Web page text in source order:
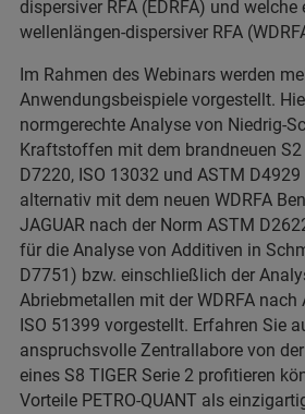
dispersiver RFA (EDRFA) und welche
wellenlängen-dispersiver RFA
Im Rahmen des Webinars werden
Anwendungsbeispiele vorgestellt.
normgerechte Analyse von Niedrig-
Kraftstoffen mit dem brandneuen S2
D7220, ISO 13032 und ASTM D4929
alternativ mit dem neuen WDRFA
JAGUAR nach der Norm ASTM
für die Analyse von Additiven in
D7751) bzw. einschließlich der
Abriebmetallen mit der WDRFA nach
ISO 51399 vorgestellt. Erfahren Sie
anspruchsvolle Zentrallabore von
eines S8 TIGER Serie 2 profitieren
Vorteile PETRO-QUANT als